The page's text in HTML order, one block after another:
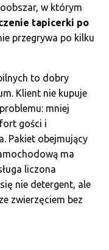
w którym
tapicerki po
przegrywa po kilku
to dobry
Klient nie kupuje
mniej
gości i
Pakiet obejmujący
ma
liczona
nie detergent, ale
zwierzęciem bez